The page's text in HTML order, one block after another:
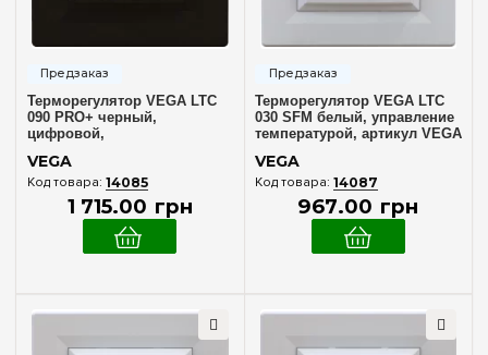
Терморегулятор VEGA LTC
090 PRO+ черный,
цифровой,
отопления и охлаждения
VEGA
14085
1 715.00 грн
Терморегулятор VEGA LTC
030 SFM белый, управление
температурой, артикул VEGA
VEGA
14087
967.00 грн